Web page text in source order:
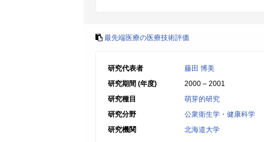
最先端医療の医療技術評価
研究代表者
藤田 博美
研究期間 (年度)
2000 – 2001
研究種目
萌芽的研究
研究分野
公衆衛生学・健康科学
研究機関
北海道大学